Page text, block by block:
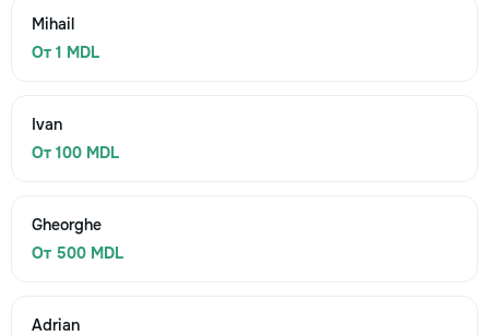
Mihail
От 1 MDL
Ivan
От 100 MDL
Gheorghe
От 500 MDL
Adrian